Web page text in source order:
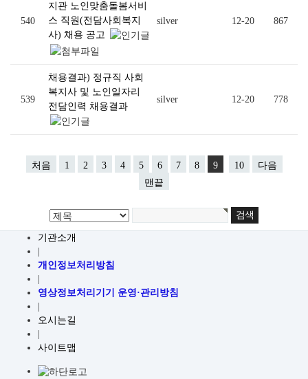
540
지관 노인맞춤돌봄서비
스 직원(전담사회복지
사) 채용 공고
silver 12-20 867
539
채용결과) 정규직 사회
복지사 및 노인일자리
전담인력 채용결과
silver 12-20 778
처음 1 2 3 4 5 6 7 8 9 10
다음
맨끝
기관소개
개인정보처리방침
영상정보처리기기 운영·관리방침
오시는길
사이트맵